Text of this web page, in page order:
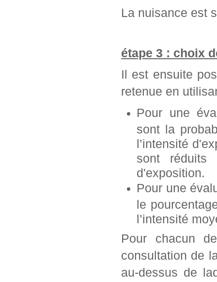
La nuisance est
étape 3 : choix
Il est ensuite
retenue en
Pour une
sont la
l’intensité
sont réduits
d'exposition.
Pour une
le
l’intensité
Pour chacun
consultation de
au-dessus de